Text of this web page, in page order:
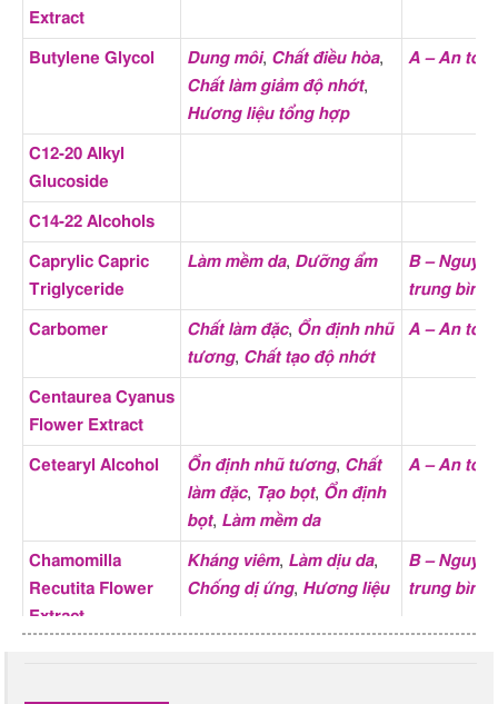
Điểm CIR A – An toàn(19 thành phần);
N/A – Not Available
phần);
Điểm EWG
phần);
(4 thành
phần);
EWG VERIFIED – An toàn
(1 thành phần);
Loại da phù hợp
Tác dụng phụ của
Kích ứng mắt, Kích ứng da,
Kích ứng nhẹ
Bài viết chi tiết về các
thành phần
Glutathione là gì? Công
dụng và cách dùng
Glutathione trong làm đẹp
Glycerin là gì? Công dụng
Extract
Butylene Glycol Dung môi, Chất điều hòa,
Chất làm giảm độ nhớt,
Hương liệu tổng hợp
A – An toàn
C12-20 Alkyl
Glucoside
C14-22 Alcohols
Caprylic Capric
Triglyceride
Làm mềm da, Dưỡng ẩm
B – Nguy
trung bình
Carbomer Chất làm đặc, Ổn định nhũ
tương, Chất tạo độ nhớt
A – An toàn
Centaurea Cyanus
Flower Extract
Cetearyl Alcohol Ổn định nhũ tương, Chất
làm đặc, Tạo bọt, Ổn định
bọt, Làm mềm da
A – An toàn
Chamomilla
Recutita Flower
Extract
Kháng viêm, Làm dịu da,
Chống dị ứng, Hương liệu
B – Nguy
trung bình